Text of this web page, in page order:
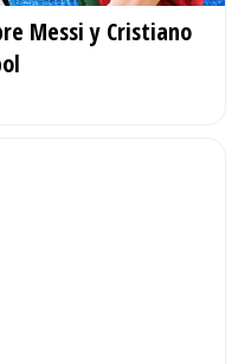
Messi y Cristiano